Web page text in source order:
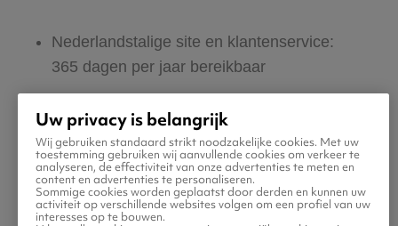
Nederlandstalige site en klantenservice:
365 dagen per jaar bereikbaar
Zeker van veilig boeken en betalen
Boek ook direct een hotel of huurauto voor
in Bozen
Uw privacy is belangrijk
Wij gebruiken standaard strikt noodzakelijke cookies. Met uw
toestemming gebruiken wij aanvullende cookies om verkeer te
analyseren, de effectiviteit van onze advertenties te meten en
content en advertenties te personaliseren.
Sommige cookies worden geplaatst door derden en kunnen uw
activiteit op verschillende websites volgen om een profiel van uw
interesses op te bouwen.